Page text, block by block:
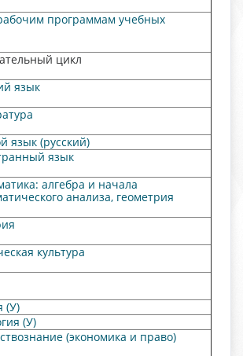
программам учебных
цикл
язык
язык (русский)
язык
алгебра и начала
анализа, геометрия
культура
(У)
(У)
(экономика и право)